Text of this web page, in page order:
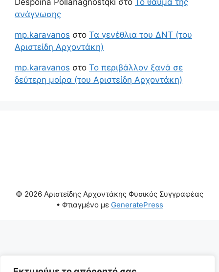
Despoina Pollanagnostqki στο Το θαύμα της
ανάγνωσης
mp.karavanos στο Τα γενέθλια του ΔΝΤ (του
Αριστείδη Αρχοντάκη)
mp.karavanos στο Το περιβάλλον ξανά σε
δεύτερη μοίρα (του Αριστείδη Αρχοντάκη)
© 2026 Αριστείδης Αρχοντάκης Φυσικός Συγγραφέας
• Φτιαγμένο με GeneratePress